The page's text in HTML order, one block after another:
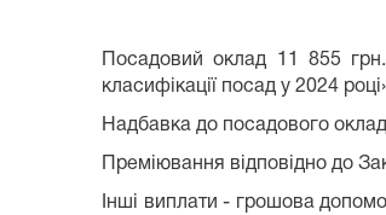
Посадовий оклад 11 855
класифікації посад у 2024
Надбавка до посадового
Преміювання відповідно до
Інші виплати - грошова